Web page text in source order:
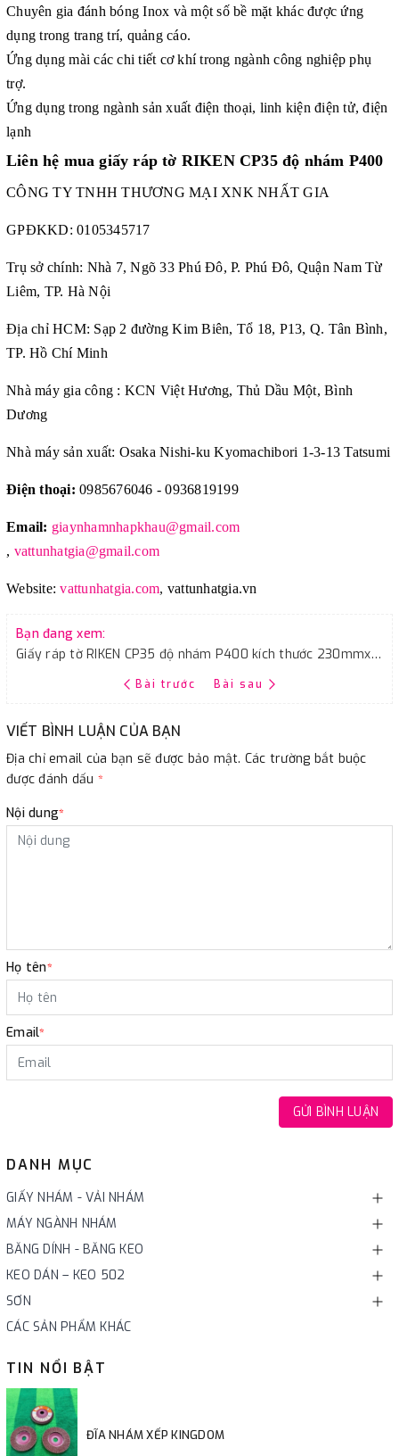
DANH MỤC
GIẤY NHÁM - VẢI NHÁM
MÁY NGÀNH NHÁM
BĂNG DÍNH - BĂNG KEO
KEO DÁN – KEO 502
SƠN
CÁC SẢN PHẨM KHÁC
TIN NỔI BẬT
ĐĨA NHÁM XẾP KINGDOM
Chuyên gia đánh bóng Inox và một số bề mặt khác được ứng
dụng trong trang trí, quảng cáo.
Ứng dụng mài các chi tiết cơ khí trong ngành công nghiệp phụ
trợ.
Ứng dụng trong ngành sản xuất điện thoại, linh kiện điện tử, điện
lạnh
Liên hệ mua giấy ráp tờ RIKEN CP35 độ nhám P400
CÔNG TY TNHH THƯƠNG MẠI XNK NHẤT GIA
GPĐKKD: 0105345717
Trụ sở chính: Nhà 7, Ngõ 33 Phú Đô, P. Phú Đô, Quận Nam Từ
Liêm, TP. Hà Nội
Địa chỉ HCM: Sạp 2 đường Kim Biên, Tổ 18, P13, Q. Tân Bình,
TP. Hồ Chí Minh
Nhà máy gia công : KCN Việt Hương, Thủ Dầu Một, Bình
Dương
Nhà máy sản xuất: Osaka Nishi-ku Kyomachibori 1-3-13 Tatsumi
Điện thoại: 0985676046 - 0936819199
Email: giaynhamnhapkhau@gmail.com
, vattunhatgia@gmail.com
Website: vattunhatgia.com, vattunhatgia.vn
Bạn đang xem:
Giấy ráp tờ RIKEN CP35 độ nhám P400 kích thước 230mmx280mm 100 tờ/tập
Bài trước Bài sau
VIẾT BÌNH LUẬN CỦA BẠN
Địa chỉ email của bạn sẽ được bảo mật. Các trường bắt buộc
được đánh dấu *
Nội dung*
Họ tên*
Email*
GỬI BÌNH LUẬN